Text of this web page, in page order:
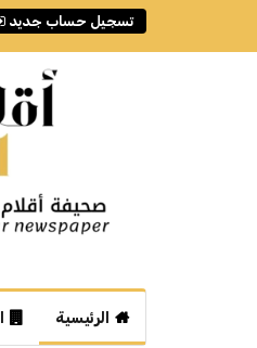
تسجيل حساب جديد
الرئيسية